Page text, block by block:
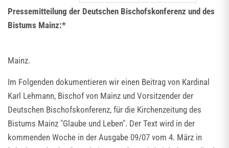
Pressemitteilung der Deutschen Bischofskonferenz und des
Bistums Mainz:*
Mainz.
Im Folgenden dokumentieren wir einen Beitrag von Kardinal
Karl Lehmann, Bischof von Mainz und Vorsitzender der
Deutschen Bischofskonferenz, für die Kirchenzeitung des
Bistums Mainz "Glaube und Leben". Der Text wird in der
kommenden Woche in der Ausgabe 09/07 vom 4. März in